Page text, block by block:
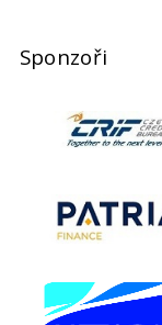
Sponzoři